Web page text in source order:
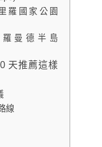
羅國家公園
曼德半島
天推薦這樣
線